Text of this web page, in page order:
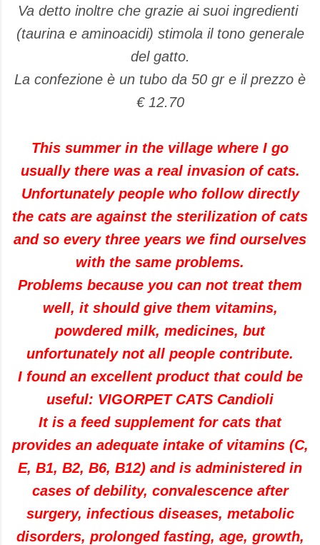
Va detto inoltre che grazie ai suoi ingredienti
(taurina e aminoacidi) stimola il tono generale
del gatto.
La confezione è un tubo da 50 gr e il prezzo è
€ 12.70
This summer in the village where I go
usually there was a real invasion of cats.
Unfortunately people who follow directly
the cats are against the sterilization of cats
and so every three years we find ourselves
with the same problems.
Problems because you can not treat them
well, it should give them vitamins,
powdered milk, medicines, but
unfortunately not all people contribute.
I found an excellent product that could be
useful: VIGORPET CATS Candioli
It is a feed supplement for cats that
provides an adequate intake of vitamins (C,
E, B1, B2, B6, B12) and is administered in
cases of debility, convalescence after
surgery, infectious diseases, metabolic
disorders, prolonged fasting, age, growth,